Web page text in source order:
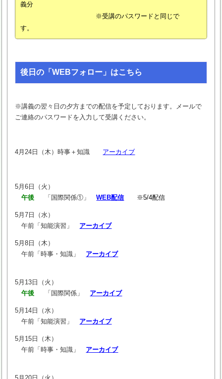
義分
※受講のパスワードと同じで
す。
後日の「WEBフォロー」はこちら
※講義の翌々日の夕方までの配信を予定しております。メールで
ご連絡のパスワードを入力して受講ください。
4月24日（木）時事＋知識 アーカイブ
5月6日（火）
午後 「国際関係①」WEB配信 ※5/4配信
5月7日（水）
午前「知能演習」 アーカイブ
5月8日（木）
午前「時事・知識」 アーカイブ
5月13日（火）
午後 「国際関係」 アーカイブ
5月14日（水）
午前「知能演習」 アーカイブ
5月15日（木）
午前「時事・知識」 アーカイブ